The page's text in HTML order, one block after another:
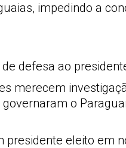
impedindo a
defesa ao
merecem
o
eleito em